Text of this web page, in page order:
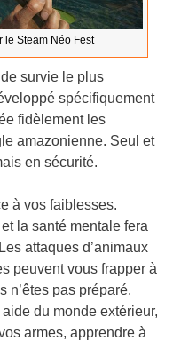
le Steam Néo Fest
survie le plus
spécifiquement
fidèlement les
amazonienne. Seul et
en sécurité.
à vos faiblesses.
la santé mentale fera
attaques d’animaux
peuvent vous frapper à
n’êtes pas préparé.
du monde extérieur,
armes, apprendre à